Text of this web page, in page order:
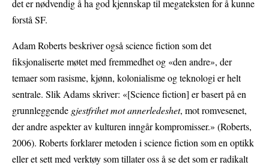
det er nødvendig å ha god kjennskap til megateksten for å kunne
forstå SF.
Adam Roberts beskriver også science fiction som det
fiksjonaliserte møtet med fremmedhet og «den andre», der
temaer som rasisme, kjønn, kolonialisme og teknologi er helt
sentrale. Slik Adams skriver: «[Science fiction] er basert på en
grunnleggende gjestfrihet mot annerledeshet, mot romvesenet,
der andre aspekter av kulturen inngår kompromisser.» (Roberts,
2006). Roberts forklarer metoden i science fiction som en optikk
eller et sett med verktøy som tillater oss å se det som er radikalt